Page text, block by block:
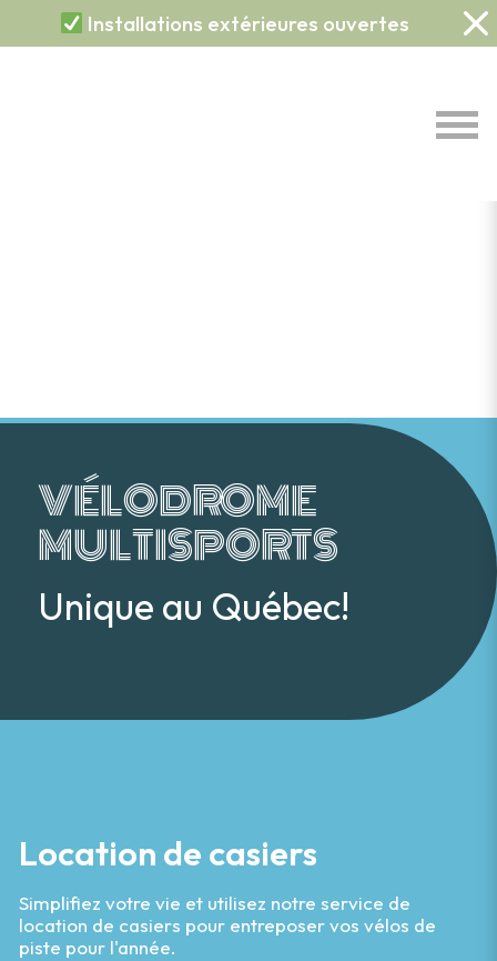
Installations extérieures ouvertes
VÉLODROME
MULTISPORTS
Unique au Québec!
Location de casiers
Simplifiez votre vie et utilisez notre service de
location de casiers pour entreposer vos vélos de
piste pour l'année.